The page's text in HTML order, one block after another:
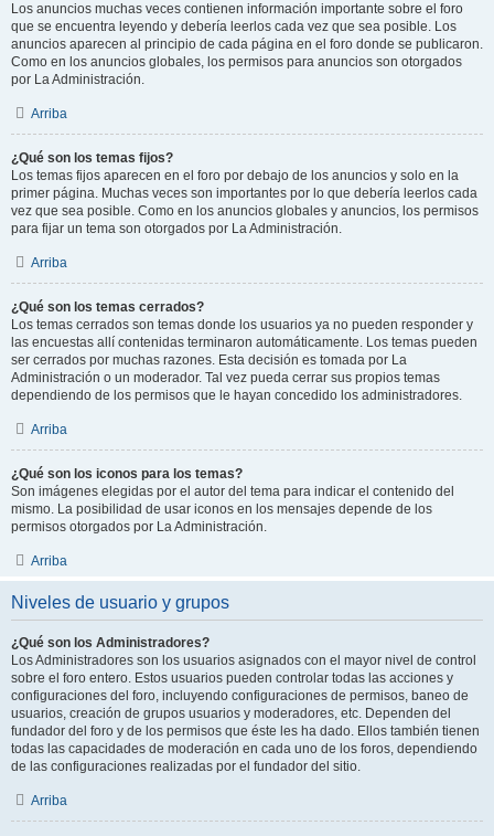
Los anuncios muchas veces contienen información importante sobre el foro
que se encuentra leyendo y debería leerlos cada vez que sea posible. Los
anuncios aparecen al principio de cada página en el foro donde se publicaron.
Como en los anuncios globales, los permisos para anuncios son otorgados
por La Administración.
Arriba
¿Qué son los temas fijos?
Los temas fijos aparecen en el foro por debajo de los anuncios y solo en la
primer página. Muchas veces son importantes por lo que debería leerlos cada
vez que sea posible. Como en los anuncios globales y anuncios, los permisos
para fijar un tema son otorgados por La Administración.
Arriba
¿Qué son los temas cerrados?
Los temas cerrados son temas donde los usuarios ya no pueden responder y
las encuestas allí contenidas terminaron automáticamente. Los temas pueden
ser cerrados por muchas razones. Esta decisión es tomada por La
Administración o un moderador. Tal vez pueda cerrar sus propios temas
dependiendo de los permisos que le hayan concedido los administradores.
Arriba
¿Qué son los iconos para los temas?
Son imágenes elegidas por el autor del tema para indicar el contenido del
mismo. La posibilidad de usar iconos en los mensajes depende de los
permisos otorgados por La Administración.
Arriba
Niveles de usuario y grupos
¿Qué son los Administradores?
Los Administradores son los usuarios asignados con el mayor nivel de control
sobre el foro entero. Estos usuarios pueden controlar todas las acciones y
configuraciones del foro, incluyendo configuraciones de permisos, baneo de
usuarios, creación de grupos usuarios y moderadores, etc. Dependen del
fundador del foro y de los permisos que éste les ha dado. Ellos también tienen
todas las capacidades de moderación en cada uno de los foros, dependiendo
de las configuraciones realizadas por el fundador del sitio.
Arriba